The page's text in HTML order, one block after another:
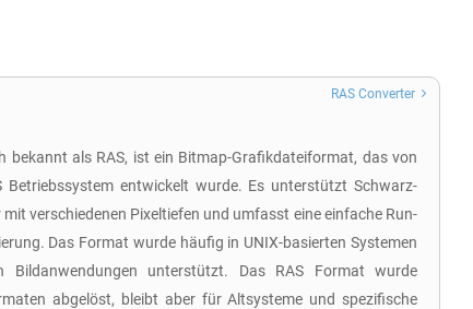
bekannt als RAS, ist ein Bitmap-Grafikdateiformat, das von
Betriebssystem entwickelt wurde. Es unterstützt Schwarz-
verschiedenen Pixeltiefen und umfasst eine einfache Run-
Das Format wurde häufig in UNIX-basierten Systemen
unterstützt. Das RAS Format wurde
abgelöst, bleibt aber für Altsysteme und spezifische
RAS Converter